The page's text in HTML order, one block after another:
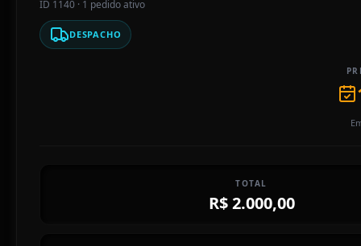
ID 1140 · 1 pedido ativo
DESPACHO
TOTAL
R$ 2.000,00